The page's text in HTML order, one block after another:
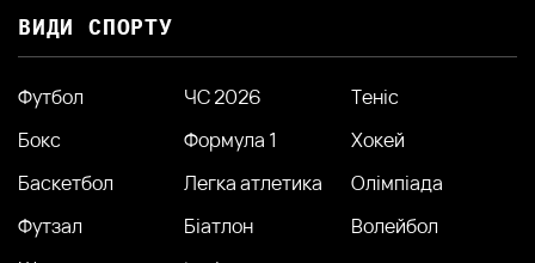
ВИДИ СПОРТУ
Футбол ЧС 2026
Теніс
Бокс
Формула 1
Хокей
Баскетбол
Легка атлетика
Олімпіада
Футзал
Біатлон
Волейбол